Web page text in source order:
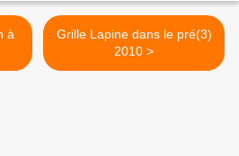
Grille Lapine dans le pré(3)
2010 >